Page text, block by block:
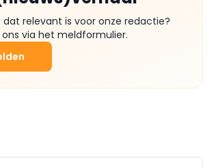
dat relevant is voor onze redactie?
via het meldformulier.